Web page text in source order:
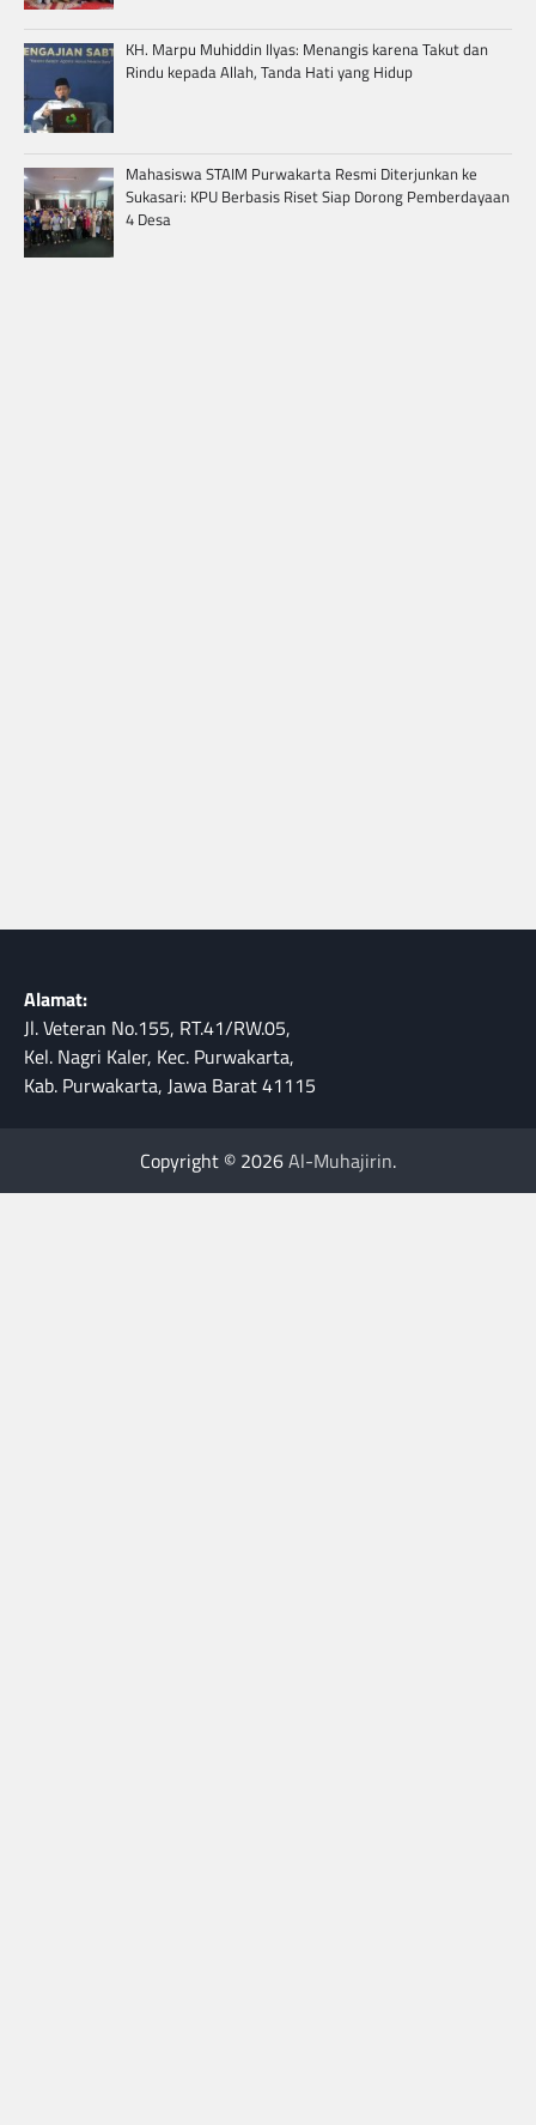
KH. Marpu Muhiddin Ilyas: Menangis karena Takut dan
Rindu kepada Allah, Tanda Hati yang Hidup
Mahasiswa STAIM Purwakarta Resmi Diterjunkan ke
Sukasari: KPU Berbasis Riset Siap Dorong Pemberdayaan
4 Desa
Alamat:
Jl. Veteran No.155, RT.41/RW.05,
Kel. Nagri Kaler, Kec. Purwakarta,
Kab. Purwakarta, Jawa Barat 41115
Copyright © 2026Al-Muhajirin.